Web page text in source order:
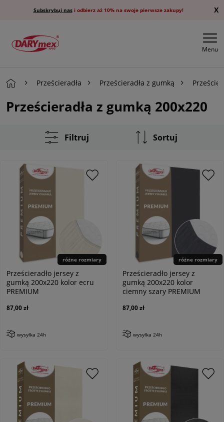
Subskrybuj nasi odbierz aż 10% na swoje pierwsze zakupy! X
Menu
Prześcieradła Prześcieradła z gumką
Prześcieradła z gumką 200x220
Filtruj Sortuj
różne rozmiary
Prześcieradło jersey z
gumką 200x220 kolor ecru
PREMIUM
87,00 zł
wysyłka 24h
różne rozmiary
Prześcieradło jersey z
gumką 200x220 kolor
ciemny szary PREMIUM
87,00 zł
wysyłka 24h